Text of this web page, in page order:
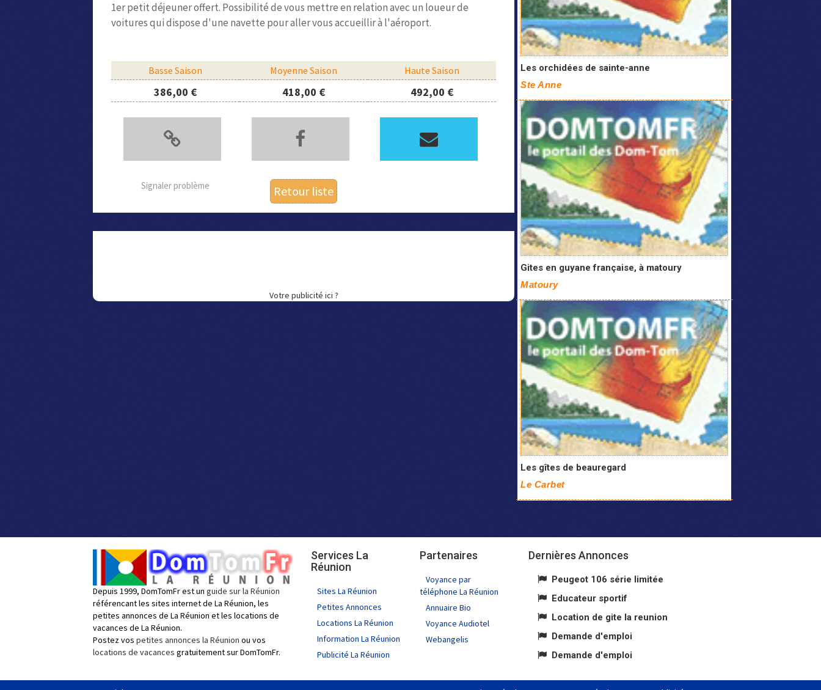
1er petit déjeuner offert. Possibilité de vous mettre en relation avec un loueur de
voitures qui dispose d'une navette pour aller vous accueillir à l'aéroport.
Basse Saison Moyenne Saison Haute Saison
386,00 € 418,00 € 492,00 €
Signaler problème Retour liste
Votre publicité ici ?
Les orchidées de sainte-anne
Ste Anne
Gites en guyane française, à matoury
Matoury
Les gîtes de beauregard
Le Carbet
Depuis 1999, DomTomFr est un guide sur la Réunion
référencant les sites internet de La Réunion, les
petites annonces de La Réunion et les locations de
vacances de La Réunion.
Postez vos petites annonces la Réunion ou vos
locations de vacances gratuitement sur DomTomFr.
Services La
Réunion
Sites La Réunion
Petites Annonces
Locations La Réunion
Information La Réunion
Publicité La Réunion
Partenaires
Voyance par
téléphone La Réunion
Annuaire Bio
Voyance Audiotel
Webangelis
Dernières Annonces
Peugeot 106 série limitée
Educateur sportif
Location de gite la reunion
Demande d'emploi
Demande d'emploi